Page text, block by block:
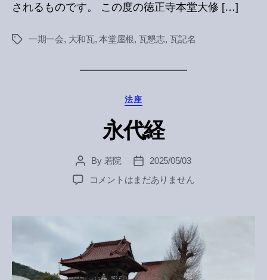
されるものです。 この度の徳正寺本堂大修 […]
Tags一期一会, 大和瓦,本堂屋根, 瓦懇志, 瓦記名
Categories
法座
永代経
Post
author
By 若院
Post
date
2025/05/03
永
コメントはまだありません